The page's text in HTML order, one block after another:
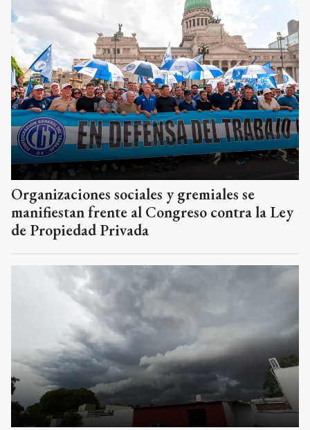
Organizaciones sociales y gremiales se
manifiestan frente al Congreso contra la Ley
de Propiedad Privada